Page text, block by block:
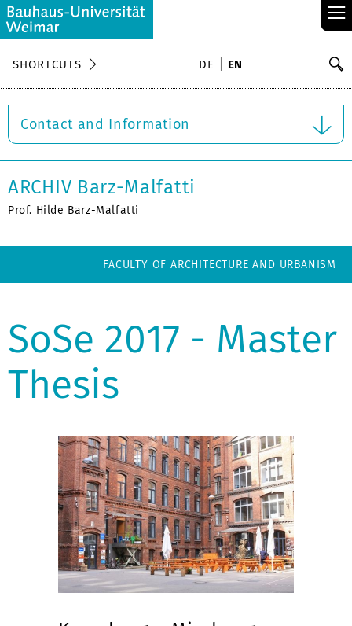
≡
SHORTCUTS DE EN
Contact and Information
ARCHIV Barz-Malfatti
Prof. Hilde Barz-Malfatti
FACULTY OF ARCHITECTURE AND URBANISM
SoSe 2017 - Master
Thesis